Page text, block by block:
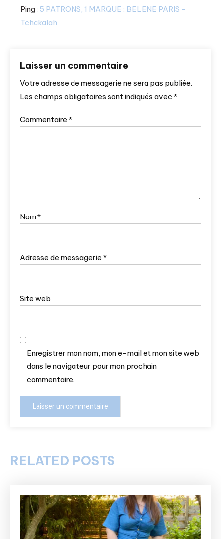
Ping : 5 PATRONS, 1 MARQUE : BELENE PARIS –
Tchakalah
Laisser un commentaire
Votre adresse de messagerie ne sera pas publiée.
Les champs obligatoires sont indiqués avec *
Commentaire *
Nom*
Adresse de messagerie *
Site web
Enregistrer mon nom, mon e-mail et mon site web
dans le navigateur pour mon prochain
commentaire.
RELATED POSTS